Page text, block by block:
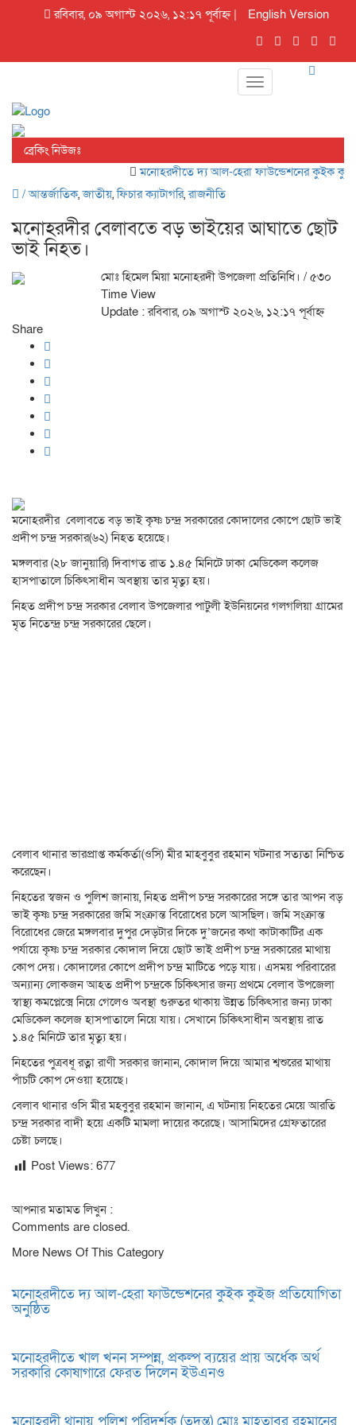
রবিবার, ০৯ অগাস্ট ২০২৬, ১২:১৭ পূর্বাহ্ন | English Version
Toggle
ব্রেকিং নিউজঃ
মনোহরদীতে দ্য আল-হেরা ফাউন্ডেশনের কুইক কুইজ
/আন্তর্জাতিক,জাতীয়,ফিচার ক্যাটাগরি,রাজনীতি
মনোহরদীর বেলাবতে বড় ভাইয়ের আঘাতে ছোট
ভাই নিহত।
মোঃ হিমেল মিয়া মনোহরদী উপজেলা প্রতিনিধি। / ৫৩০
Time View
Update : রবিবার, ০৯ অগাস্ট ২০২৬, ১২:১৭ পূর্বাহ্ন
Share
মনোহরদীর বেলাবতে বড় ভাই কৃষ্ণ চন্দ্র সরকারের কোদালের কোপে ছোট ভাই
প্রদীপ চন্দ্র সরকার(৬২) নিহত হয়েছে।
মঙ্গলবার (২৮ জানুয়ারি) দিবাগত রাত ১.৪৫ মিনিটে ঢাকা মেডিকেল কলেজ
হাসপাতালে চিকিৎসাধীন অবস্থায় তার মৃত্যু হয়।
নিহত প্রদীপ চন্দ্র সরকার বেলাব উপজেলার পাটুলী ইউনিয়নের গলগলিয়া গ্রামের
মৃত নিতেন্দ্র চন্দ্র সরকারের ছেলে।
বেলাব থানার ভারপ্রাপ্ত কর্মকর্তা(ওসি) মীর মাহবুবুর রহমান ঘটনার সত্যতা নিশ্চিত
করেছেন।
নিহতের স্বজন ও পুলিশ জানায়, নিহত প্রদীপ চন্দ্র সরকারের সঙ্গে তার আপন বড়
ভাই কৃষ্ণ চন্দ্র সরকারের জমি সংক্রান্ত বিরোধের চলে আসছিল। জমি সংক্রান্ত
বিরোধের জেরে মঙ্গলবার দুপুর দেড়টার দিকে দু’জনের কথা কাটাকাটির এক
পর্যায়ে কৃষ্ণ চন্দ্র সরকার কোদাল দিয়ে ছোট ভাই প্রদীপ চন্দ্র সরকারের মাথায়
কোপ দেয়। কোদালের কোপে প্রদীপ চন্দ্র মাটিতে পড়ে যায়। এসময় পরিবারের
অন্যান্য লোকজন আহত প্রদীপ চন্দ্রকে চিকিৎসার জন্য প্রথমে বেলাব উপজেলা
স্বাস্থ্য কমপ্লেক্সে নিয়ে গেলেও অবস্থা গুরুতর থাকায় উন্নত চিকিৎসার জন্য ঢাকা
মেডিকেল কলেজ হাসপাতালে নিয়ে যায়। সেখানে চিকিৎসাধীন অবস্থায় রাত
১.৪৫ মিনিটে তার মৃত্যু হয়।
নিহতের পুত্রবধূ রত্না রাণী সরকার জানান, কোদাল দিয়ে আমার শ্বশুরের মাথায়
পাঁচটি কোপ দেওয়া হয়েছে।
বেলাব থানার ওসি মীর মহবুবুর রহমান জানান, এ ঘটনায় নিহতের মেয়ে আরতি
চন্দ্র সরকার বাদী হয়ে একটি মামলা দায়ের করেছে। আসামিদের গ্রেফতারের
চেষ্টা চলছে।
Post Views: 677
আপনার মতামত লিখুন :
Comments are closed.
More News Of This Category
মনোহরদীতে দ্য আল-হেরা ফাউন্ডেশনের কুইক কুইজ প্রতিযোগিতা
অনুষ্ঠিত
মনোহরদীতে খাল খনন সম্পন্ন, প্রকল্প ব্যয়ের প্রায় অর্ধেক অর্থ
সরকারি কোষাগারে ফেরত দিলেন ইউএনও
মনোহরদী থানায় পুলিশ পরিদর্শক (তদন্ত) মোঃ মাহতাবুর রহমানের